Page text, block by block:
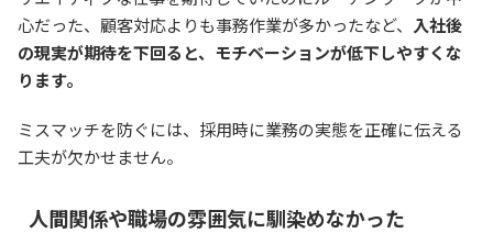
心だった、顧客対応よりも事務作業が多かったなど、
入社後
の現実が期待を下回ると、モチベーションが低下しやすくな
ります。
ミスマッチを防ぐには、採用時に業務の実態を正確に伝える
工夫が欠かせません。
人間関係や職場の雰囲気に馴染めなかった